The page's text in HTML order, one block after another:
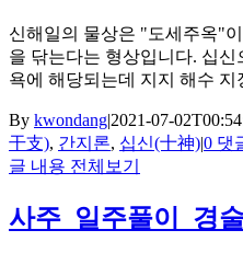
신해일의 물상은 "도세주옥"
을 닦는다는 형상입니다. 십
욕에 해당되는데 지지 해수
By kwondang|2021-07-
干支), 간지론, 십신(十神)|0 댓
글 내용 전체보기
사주_일주풀이_경